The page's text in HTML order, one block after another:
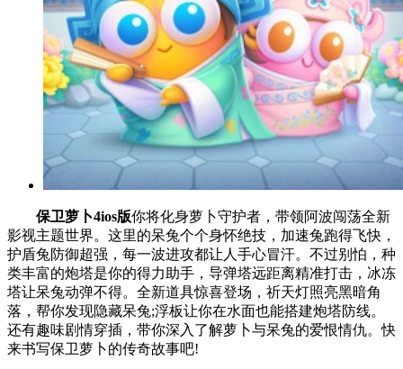
保卫萝卜4ios版你将化身萝卜守护者，带领阿波闯荡全新
影视主题世界。这里的呆兔个个身怀绝技，加速兔跑得飞快，
护盾兔防御超强，每一波进攻都让人手心冒汗。不过别怕，种
类丰富的炮塔是你的得力助手，导弹塔远距离精准打击，冰冻
塔让呆兔动弹不得。全新道具惊喜登场，祈天灯照亮黑暗角
落，帮你发现隐藏呆兔;浮板让你在水面也能搭建炮塔防线。
还有趣味剧情穿插，带你深入了解萝卜与呆兔的爱恨情仇。快
来书写保卫萝卜的传奇故事吧!